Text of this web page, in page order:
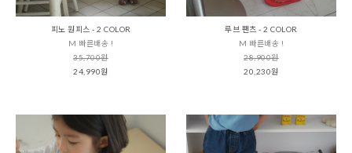
피노 원피스 - 2 COLOR
M 빠른배송 !
35,700원
24,990원
루브 팬츠 - 2 COLOR
M 빠른배송 !
28,900원
20,230원